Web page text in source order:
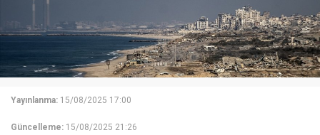
Yayınlanma: 15/08/2025 17:00
Güncelleme: 15/08/2025 21:26